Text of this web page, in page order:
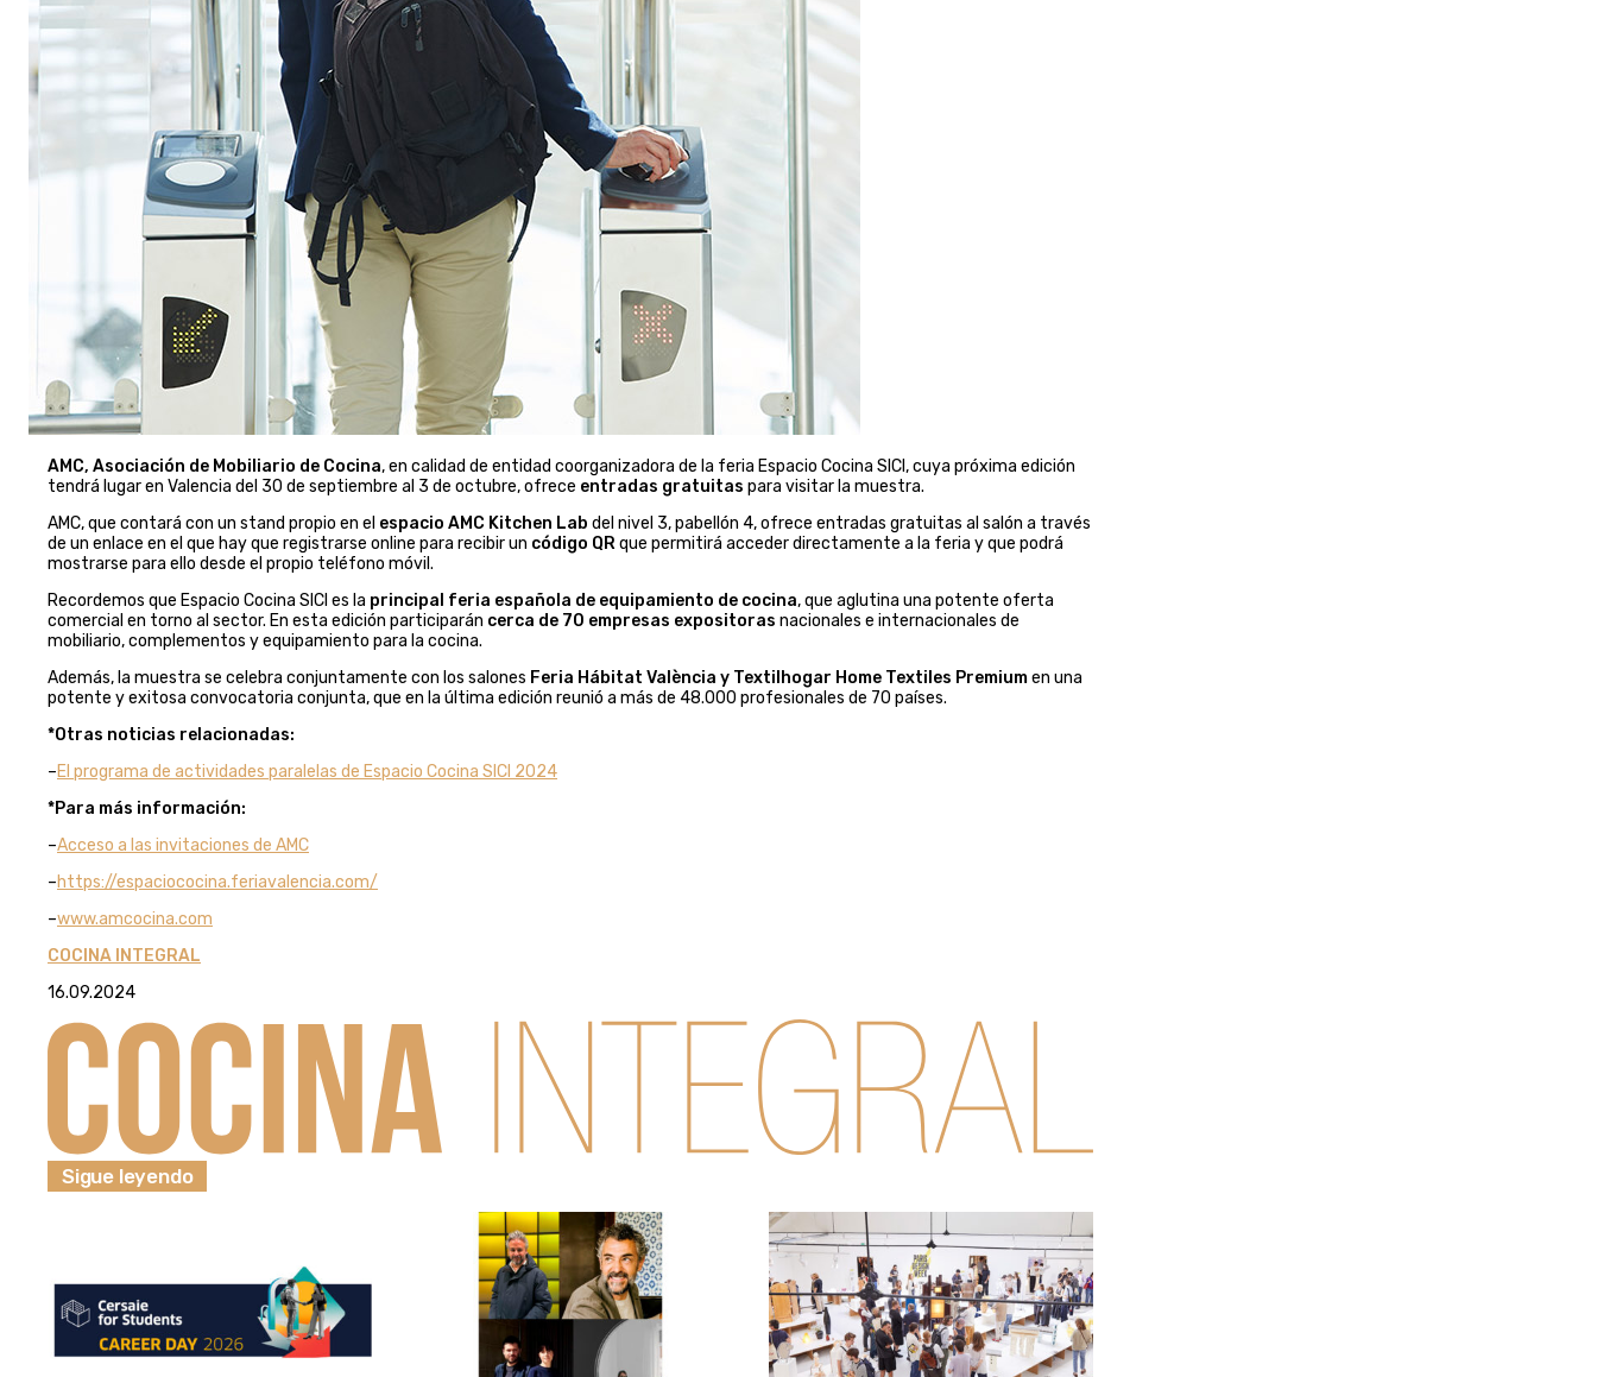
AMC, Asociación de Mobiliario de Cocina, en calidad de entidad coorganizadora de la feria Espacio Cocina SICI, cuya próxima edición
tendrá lugar en Valencia del 30 de septiembre al 3 de octubre, ofrece entradas gratuitas para visitar la muestra.
AMC, que contará con un stand propio en el espacio AMC Kitchen Lab del nivel 3, pabellón 4, ofrece entradas gratuitas al salón a través
de un enlace en el que hay que registrarse online para recibir un código QRque permitirá acceder directamente a la feria y que podrá
mostrarse para ello desde el propio teléfono móvil.
Recordemos que Espacio Cocina SICI es la principal feria española de equipamiento de cocina, que aglutina una potente oferta
comercial en torno al sector. En esta edición participarán cerca de 70 empresas expositoras nacionales e internacionales de
mobiliario, complementos y equipamiento para la cocina.
Además, la muestra se celebra conjuntamente con los salones Feria Hábitat València y Textilhogar Home Textiles Premiumen una
potente y exitosa convocatoria conjunta, que en la última edición reunió a más de 48.000 profesionales de 70 países.
*Otras noticias relacionadas:
–El programa de actividades paralelas de Espacio Cocina SICI 2024
*Para más información:
–Acceso a las invitaciones de AMC
–https://espaciococina.feriavalencia.com/
–www.amcocina.com
COCINA INTEGRAL
16.09.2024
Sigue leyendo